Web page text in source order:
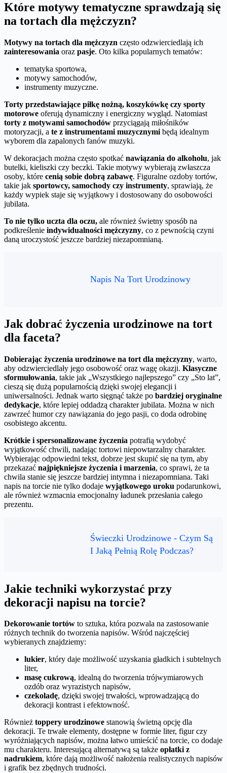
Które motywy tematyczne sprawdzają się
na tortach dla mężczyzn?
Motywy na tortach dla mężczyzn często odzwierciedlają ich
zainteresowania oraz pasje. Oto kilka popularnych tematów:
tematyka sportowa,
motywy samochodów,
instrumenty muzyczne.
Torty przedstawiające piłkę nożną, koszykówkę czy sporty
motorowe oferują dynamiczny i energiczny wygląd. Natomiast
torty z motywami samochodów przyciągają miłośników
motoryzacji, a te z instrumentami muzycznymi będą idealnym
wyborem dla zapalonych fanów muzyki.
W dekoracjach można często spotkać nawiązania do alkoholu, jak
butelki, kieliszki czy beczki. Takie motywy wybierają zwłaszcza
osoby, które cenią sobie dobrą zabawę. Figuralne ozdoby tortów,
takie jak sportowcy, samochody czy instrumenty, sprawiają, że
każdy wypiek staje się wyjątkowy i dostosowany do osobowości
jubilata.
To nie tylko uczta dla oczu, ale również świetny sposób na
podkreślenie indywidualności mężczyzny, co z pewnością czyni
daną uroczystość jeszcze bardziej niezapomnianą.
Napis Na Tort Urodzinowy
Jak dobrać życzenia urodzinowe na tort
dla faceta?
Dobierając życzenia urodzinowe na tort dla mężczyzny, warto,
aby odzwierciedlały jego osobowość oraz wagę okazji. Klasyczne
sformułowania, takie jak „Wszystkiego najlepszego” czy „Sto lat”,
cieszą się dużą popularnością dzięki swojej elegancji i
uniwersalności. Jednak warto sięgnąć także po bardziej oryginalne
dedykacje, które lepiej oddadzą charakter jubilata. Można w nich
zawrzeć humor czy nawiązania do jego pasji, co doda odrobinę
osobistego akcentu.
Krótkie i spersonalizowane życzenia potrafią wydobyć
wyjątkowość chwili, nadając tortowi niepowtarzalny charakter.
Wybierając odpowiedni tekst, dobrze jest skupić się na tym, aby
przekazać najpiękniejsze życzenia i marzenia, co sprawi, że ta
chwila stanie się jeszcze bardziej intymna i niezapomniana. Taki
napis na torcie nie tylko dodaje wyjątkowego uroku podarunkowi,
ale również wzmacnia emocjonalny ładunek przesłania całego
prezentu.
Świeczki Urodzinowe - Czym Są
I Jaką Pełnią Rolę Podczas?
Jakie techniki wykorzystać przy
dekoracji napisu na torcie?
Dekorowanie tortów to sztuka, która pozwala na zastosowanie
różnych technik do tworzenia napisów. Wśród najczęściej
wybieranych znajdziemy:
lukier, który daje możliwość uzyskania gładkich i subtelnych
liter,
masę cukrową, idealną do tworzenia trójwymiarowych
ozdób oraz wyrazistych napisów,
czekoladę, dzięki swojej trwałości, wprowadzającą do
dekoracji kontrast i efektowność.
Również toppery urodzinowe stanowią świetną opcję dla
dekoracji. Te trwałe elementy, dostępne w formie liter, figur czy
wyróżniających napisów, można łatwo umieścić na torcie, co dodaje
mu charakteru. Interesującą alternatywą są także opłatki z
nadrukiem, które dają możliwość nałożenia realistycznych napisów
i grafik bez zbędnych trudności.